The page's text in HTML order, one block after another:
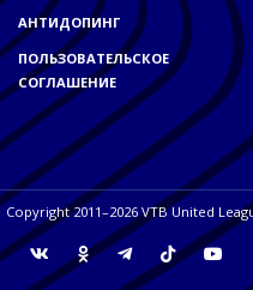
АНТИДОПИНГ
ПОЛЬЗОВАТЕЛЬСКОЕ
СОГЛАШЕНИЕ
Copyright 2011–2026 VTB United